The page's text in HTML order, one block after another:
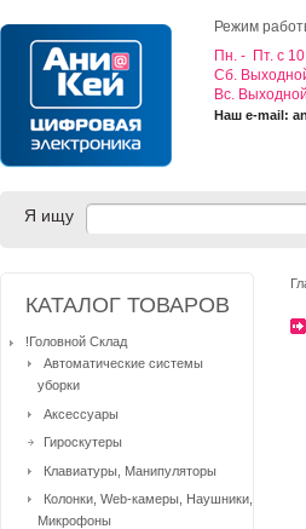
Режим
Пн. - Пт. с
Cб.
Вс. Выходной
Наш e-mail:
Я ищу
КАТАЛОГ ТОВАРОВ
!Головной Склад
Автоматические системы
уборки
Аксессуары
Гироскутеры
Клавиатуры, Манипуляторы
Колонки, Web-камеры, Наушники,
Микрофоны